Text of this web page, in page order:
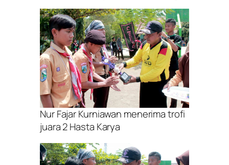
Nur Fajar Kurniawan menerima trofi
juara 2 Hasta Karya